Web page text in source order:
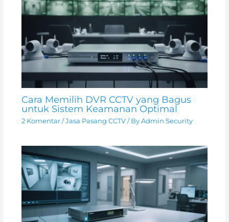
Cara Memilih DVR CCTV yang Bagus
untuk Sistem Keamanan Optimal
2 Komentar /Jasa Pasang CCTV/ By Admin Security